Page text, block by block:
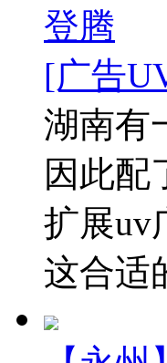
登腾
[广告
湖南有
因此配
扩展uv
这合适